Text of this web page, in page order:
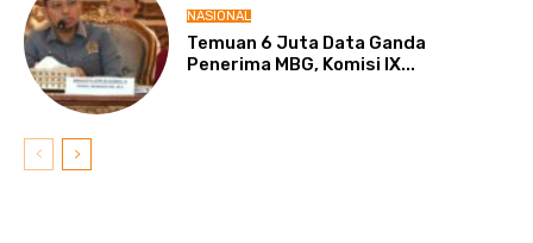
NASIONAL
Temuan 6 Juta Data Ganda
Penerima MBG, Komisi IX...